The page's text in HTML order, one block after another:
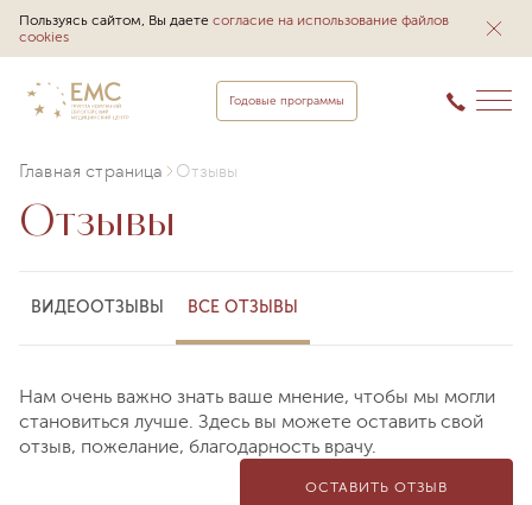
Пользуясь сайтом, Вы даете согласие на использование файлов
cookies
Годовые программы
Главная страница Отзывы
Отзывы
ВИДЕООТЗЫВЫ ВСЕ ОТЗЫВЫ
Нам очень важно знать ваше мнение, чтобы мы могли
становиться лучше. Здесь вы можете оставить свой
отзыв, пожелание, благодарность врачу.
ОСТАВИТЬ ОТЗЫВ